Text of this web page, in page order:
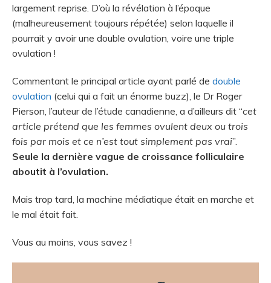
largement reprise. D’où la révélation à l’époque
(malheureusement toujours répétée) selon laquelle il
pourrait y avoir une double ovulation, voire une triple
ovulation !
Commentant le principal article ayant parlé de double
ovulation (celui qui a fait un énorme buzz), le Dr Roger
Pierson, l’auteur de l’étude canadienne, a d’ailleurs dit “cet
article prétend que les femmes ovulent deux ou trois
fois par mois et ce n’est tout simplement pas vrai”.
Seule la dernière vague de croissance folliculaire
aboutit à l’ovulation.
Mais trop tard, la machine médiatique était en marche et
le mal était fait.
Vous au moins, vous savez !